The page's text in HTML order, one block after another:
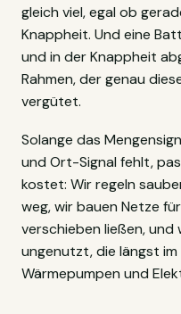
gleich viel, egal ob
Knappheit. Und eine
und in der Knappheit
Rahmen, der genau
vergütet.
Solange das
und Ort-Signal fehlt,
kostet: Wir regeln
weg, wir bauen Netze
verschieben ließen, und
ungenutzt, die längst
Wärmepumpen und